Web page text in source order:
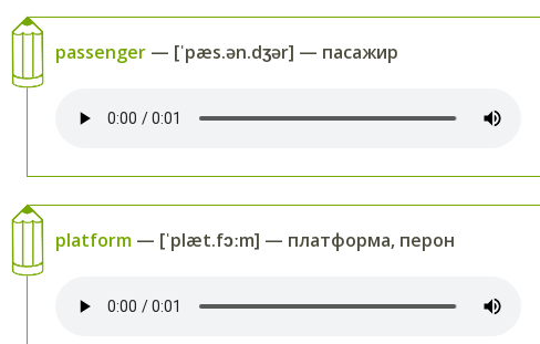
passenger — [ˈpæs.ən.dʒər] — пасажир
platform — [ˈplæt.fɔːm] — платформа, перон